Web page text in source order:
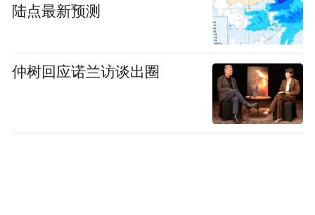
陆点最新预测
仲树回应诺兰访谈出圈